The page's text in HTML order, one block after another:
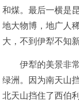
和煤。最后一横是
地大物博，地广人
大，不到伊犁不知
伊犁的美景非
绿洲。因为南天山
北天山挡住了西伯